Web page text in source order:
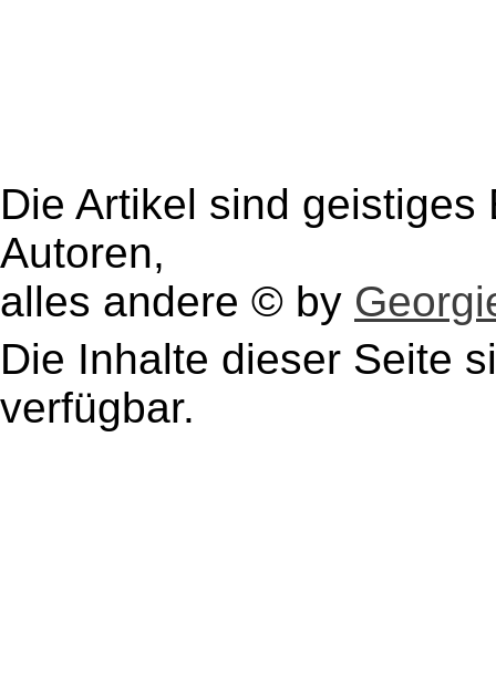
Die Artikel sind
Autoren,
alles andere © by
Die Inhalte dieser Seite
verfügbar.